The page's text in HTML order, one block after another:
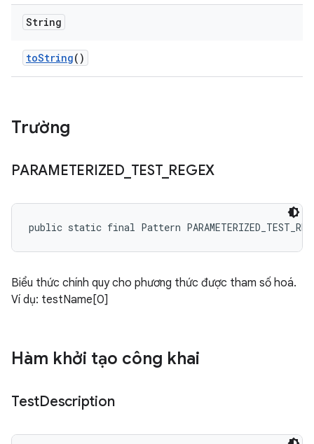
String
toString()
Trường
PARAMETERIZED_ TEST_ REGEX
public static final Pattern
Biểu thức chính quy cho phương thức được tham số hoá.
Ví dụ: testName[0]
Hàm khởi tạo công khai
TestDescription